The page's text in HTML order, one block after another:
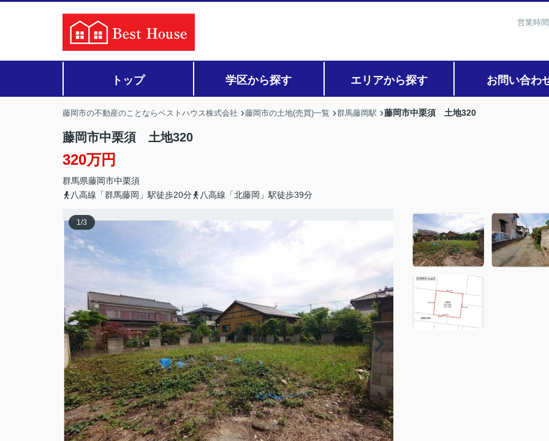
営業時
トップ 学区から探す エリアから探す お問い合わ
藤岡市の不動産のことならベストハウス株式会社 藤岡市の土地(売買)一覧 群馬藤岡駅 藤岡市中栗須 土地320
藤岡市中栗須 土地320
320万円
群馬県藤岡市中栗須
八高線「群馬藤岡」駅徒歩20分
八高線「北藤岡」駅徒歩39分
1/3